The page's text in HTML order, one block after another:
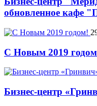
обновленное кафе
С Новым 2019
Бизнес-центр